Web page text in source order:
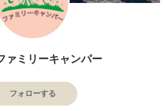
ァミリーキャンパー
フォローする